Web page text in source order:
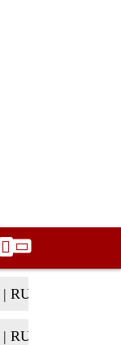
A Unit Question
A Unit Question